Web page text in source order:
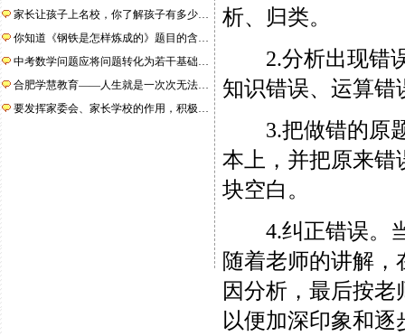
家长让孩子上名校，你了解孩子有多少…
你知道《钢铁是怎样炼成的》题目的含…
中考数学问题应将问题转化为若干基础…
合肥学慧教育——人生就是一次次无法…
要发挥家委会、家长学校的作用，积极…
析、归类。
2.分析出现错误
知识错误、运算错
3.把做错的原题
本上，并把原来错
块空白。
4.纠正错误。当
随着老师的讲解
因分析，最后按
以便加深印象和